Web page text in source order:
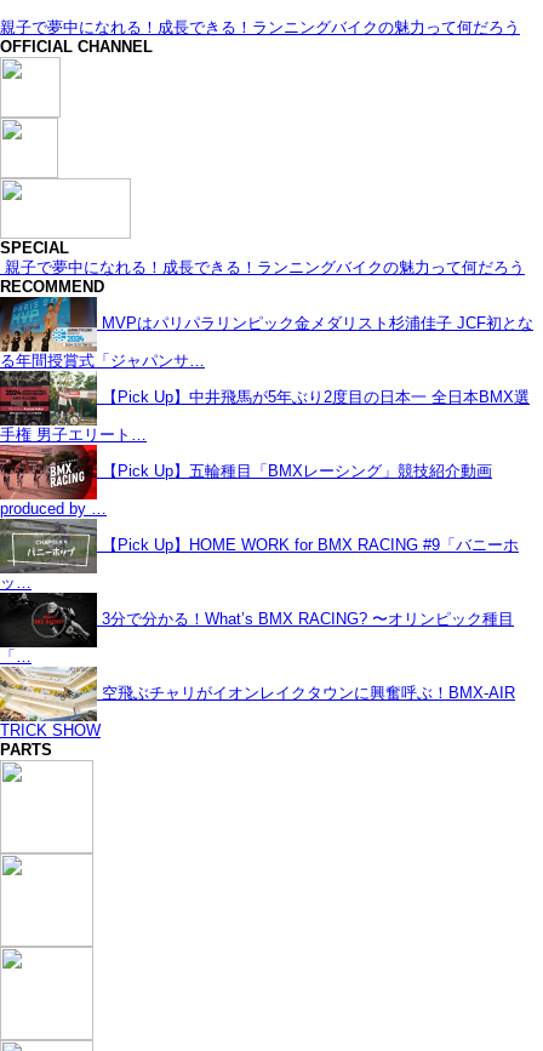
親子で夢中になれる！成長できる！ランニングバイクの魅力って何だろう
OFFICIAL CHANNEL
SPECIAL
親子で夢中になれる！成長できる！ランニングバイクの魅力って何だろう
RECOMMEND
MVPはパリパラリンピック金メダリスト杉浦佳子 JCF初とな
る年間授賞式「ジャパンサ…
【Pick Up】中井飛馬が5年ぶり2度目の日本一 全日本BMX選
手権 男子エリート…
【Pick Up】五輪種目「BMXレーシング」競技紹介動画
produced by …
【Pick Up】HOME WORK for BMX RACING #9「バニーホ
ッ…
3分で分かる！What’s BMX RACING? 〜オリンピック種目
「…
空飛ぶチャリがイオンレイクタウンに興奮呼ぶ！BMX-AIR
TRICK SHOW
PARTS